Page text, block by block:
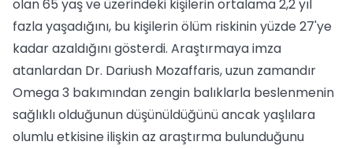
olan 65 yaş ve üzerindeki kişilerin ortalama 2,2 yıl
fazla yaşadığını, bu kişilerin ölüm riskinin yüzde 27'ye
kadar azaldığını gösterdi. Araştırmaya imza
atanlardan Dr. Dariush Mozaffaris, uzun zamandır
Omega 3 bakımından zengin balıklarla beslenmenin
sağlıklı olduğunun düşünüldüğünü ancak yaşlılara
olumlu etkisine ilişkin az araştırma bulunduğunu